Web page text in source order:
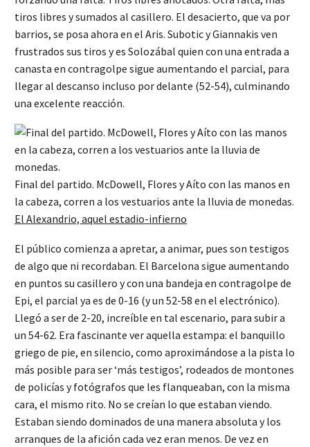
tiros libres y sumados al casillero. El desacierto, que va por
barrios, se posa ahora en el Aris. Subotic y Giannakis ven
frustrados sus tiros y es Solozábal quien con una entrada a
canasta en contragolpe sigue aumentando el parcial, para
llegar al descanso incluso por delante (52-54), culminando
una excelente reacción.
Final del partido. McDowell, Flores y Aíto con las manos en
la cabeza, corren a los vestuarios ante la lluvia de monedas.
El Alexandrio, aquel estadio-infierno
El público comienza a apretar, a animar, pues son testigos
de algo que ni recordaban. El Barcelona sigue aumentando
en puntos su casillero y con una bandeja en contragolpe de
Epi, el parcial ya es de 0-16 (y un 52-58 en el electrónico).
Llegó a ser de 2-20, increíble en tal escenario, para subir a
un 54-62. Era fascinante ver aquella estampa: el banquillo
griego de pie, en silencio, como aproximándose a la pista lo
más posible para ser ‘más testigos’, rodeados de montones
de policías y fotógrafos que les flanqueaban, con la misma
cara, el mismo rito. No se creían lo que estaban viendo.
Estaban siendo dominados de una manera absoluta y los
arranques de la afición cada vez eran menos. De vez en